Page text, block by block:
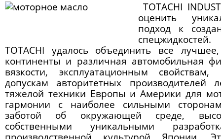
TOTACHI
оценить
подход к
TOTACHI удалось объединить все
континенты и различная автомобильная
вязкости, эксплуатационным
допускам авторитетных производителей
тяжелой техники Европы и Америки для
гармонии с наиболее сильными
заботой об окружающей среде,
собственными уникальными